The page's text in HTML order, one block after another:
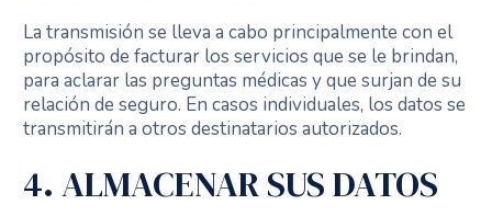
La transmisión se lleva a cabo principalmente con el
propósito de facturar los servicios que se le brindan,
para aclarar las preguntas médicas y que surjan de su
relación de seguro. En casos individuales, los datos se
transmitirán a otros destinatarios autorizados.
4. ALMACENAR SUS DATOS